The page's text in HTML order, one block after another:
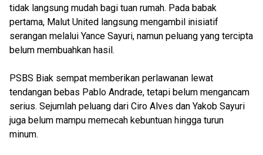
tidak langsung mudah bagi tuan rumah. Pada babak
pertama, Malut United langsung mengambil inisiatif
serangan melalui Yance Sayuri, namun peluang yang tercipta
belum membuahkan hasil.
PSBS Biak sempat memberikan perlawanan lewat
tendangan bebas Pablo Andrade, tetapi belum mengancam
serius. Sejumlah peluang dari Ciro Alves dan Yakob Sayuri
juga belum mampu memecah kebuntuan hingga turun
minum.